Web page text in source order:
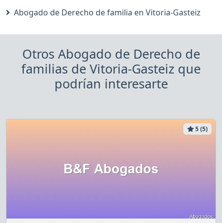
Abogado de Derecho de familia en Vitoria-Gasteiz
Otros Abogado de Derecho de
familias de Vitoria-Gasteiz que
podrían interesarte
5 (5)